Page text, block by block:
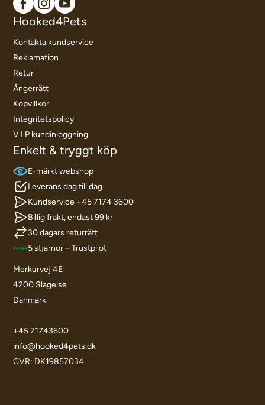
Hooked4Pets
Kontakta kundservice
Reklamation
Retur
Ångerrätt
Köpvillkor
Integritetspolicy
V.I.P kundinloggning
Enkelt & tryggt köp
E-märkt webshop
Leverans dag till dag
Kundservice +45 7174 3600
Billig frakt, endast 99 kr
30 dagars returrätt
5 stjärnor – Trustpilot
Merkurvej 4E
4200 Slagelse
Danmark
+45 71743600
info@hooked4pets.dk
CVR: DK19857034